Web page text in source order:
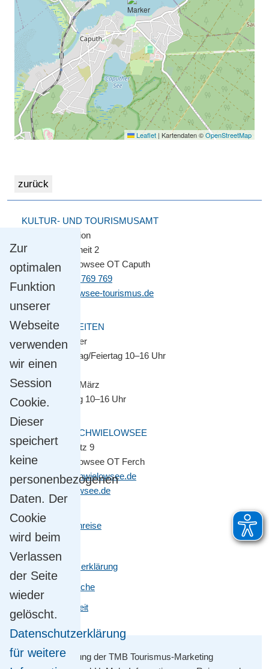
Zur
optimalen
Funktion
unserer
Webseite
verwenden
wir einen
Session
Cookie.
Dieser
speichert
keine
personenbezogenen
Daten. Der
Cookie
wird beim
Verlassen
der Seite
wieder
gelöscht.
Datenschutzerklärung
für weitere
Leaflet | Kartendaten ©OpenStreetMap
KULTUR- UND TOURISMUSAMT
Touristinformation
Straße der Einheit 2
14548 Schwielowsee OT Caputh
+49 33209 769 769
info@schwielowsee-tourismus.de
ÖFFNUNGSZEITEN
April bis Oktober
Montag–Sonntag/Feiertag 10–16 Uhr
November bis März
Montag–Freitag 10–16 Uhr
GEMEINDE SCHWIELOWSEE
Potsdamer Platz 9
14548 Schwielowsee OT Ferch
gemeinde@schwielowsee.de
www.schwielowsee.de
Kontakt & Anreise
Datenschutzerklärung
Leichte Sprache
Barrierefreiheit
Mit Unterstützung der TMB Tourismus-Marketing